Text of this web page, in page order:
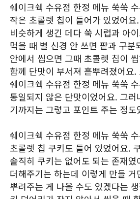
쉐이크쉑 수유점 한정 메뉴 쑥쑥
작은 초콜렛 칩이 들어가 있었어
비슷하게 생긴 데다 쑥 시럽과 아
먹을 때 별 신경 안 쓰면 팥과 구분
안에서 씹으면 그때 초콜렛 칩이
함께 단맛이 부서져 흩뿌려졌어요
쉐이크쉑 수유점 한정 메뉴 쑥쑥
통일되지 않은 단맛이었어요. 그
기까지는 그렇고 포인트 주는 정도
쉐이크쉑 수유점 한정 메뉴 쑥쑥
초콜렛 칩 쿠키도 들어 있었어요.
솔직히 쿠키는 없어도 되는 존재
더해주기는 하는데 이렇게 만들
뿌려주는 게 나을 수도 있겠다는